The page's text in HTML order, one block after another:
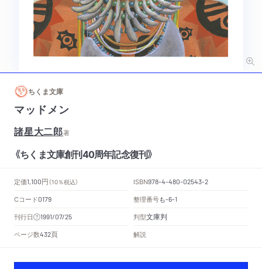
ちくま文庫
マッドメン
諸星大二郎著
《ちくま文庫創刊40周年記念復刊》
定価1,100円 （10％税込） ISBN978-4-480-02543-2
Cコード0179 整理番号も-6-1
刊行日 1991/07/25 判型文庫判
ページ数432頁 解説